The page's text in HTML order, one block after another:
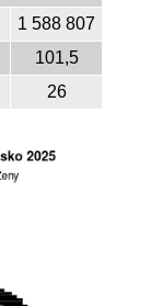
1 588 807
101,5
26